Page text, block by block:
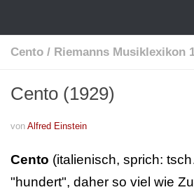
Cento / Riemanns Musiklexikon
Cento (1929)
von Alfred Einstein
Cento (italienisch, sprich:
"hundert", daher so viel wie